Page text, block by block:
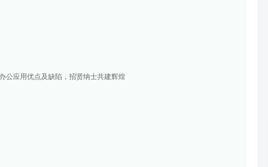
及办公应用优点及缺陷，招贤纳士共建辉煌